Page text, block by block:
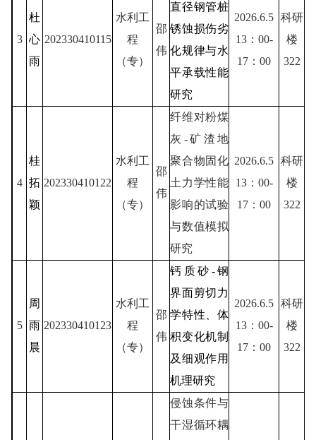
3
杜
心
雨
202330410115
水利工
程
（专）
邵
伟
直径钢管桩
锈蚀损伤劣
化规律与水
平承载性能
研究
2026.6.5
13：00-
17：00
科研
楼
322
4
桂
拓
颖
202330410122
水利工
程
（专）
邵
伟
纤维对粉煤
灰-矿渣地
聚合物固化
土力学性能
影响的试验
与数值模拟
研究
2026.6.5
13：00-
17：00
科研
楼
322
5
周
雨
晨
202330410123
水利工
程
（专）
邵
伟
钙质砂-钢
界面剪切力
学特性、体
积变化机制
及细观作用
机理研究
2026.6.5
13：00-
17：00
科研
楼
322
侵蚀条件与
干湿循环耦